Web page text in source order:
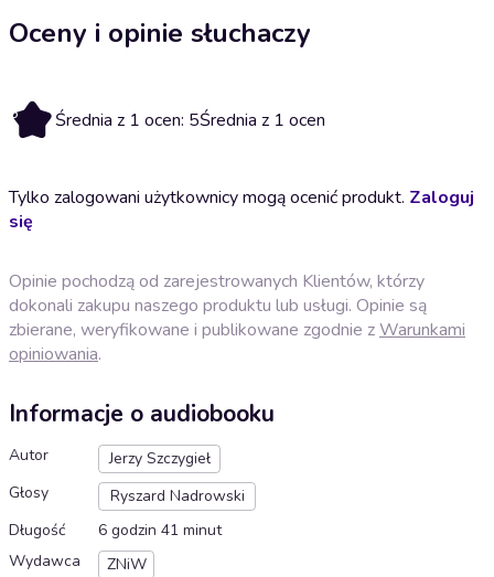
Oceny i opinie słuchaczy
5 Średnia z 1 ocen: 5Średnia z 1 ocen
Tylko zalogowani użytkownicy mogą ocenić produkt. Zaloguj
się
Opinie pochodzą od zarejestrowanych Klientów, którzy
dokonali zakupu naszego produktu lub usługi. Opinie są
zbierane, weryfikowane i publikowane zgodnie zWarunkami
opiniowania.
Informacje o audiobooku
Autor
Jerzy Szczygieł
Głosy
Ryszard Nadrowski
Długość
6 godzin 41 minut
Wydawca
ZNiW